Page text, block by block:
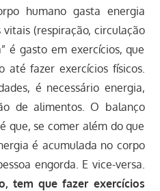
humano gasta energia
(respiração, circulação
é gasto em exercícios, que
até fazer exercícios físicos.
é necessário energia,
de alimentos. O balanço
que, se comer além do que
é acumulada no corpo
engorda. E vice-versa.
tem que fazer exercícios